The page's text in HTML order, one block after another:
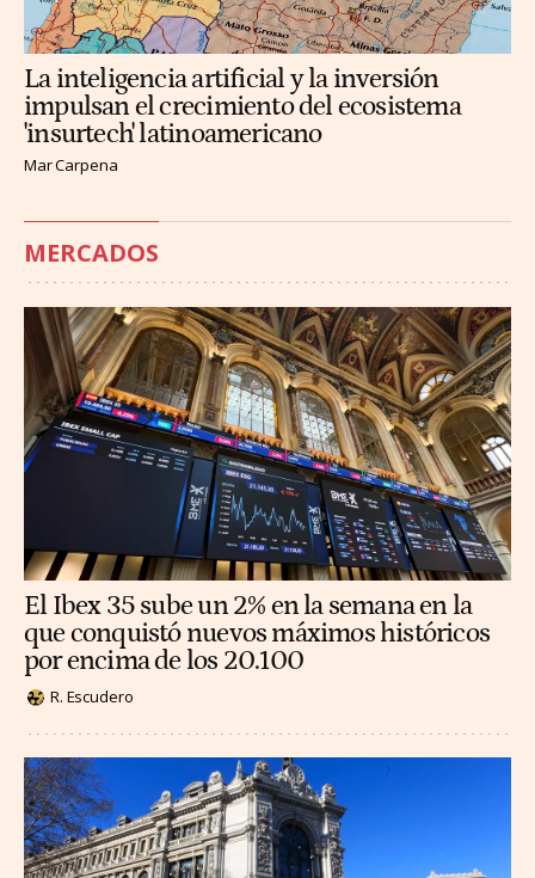
La inteligencia artificial y la inversión
impulsan el crecimiento del ecosistema
'insurtech' latinoamericano
Mar Carpena
MERCADOS
El Ibex 35 sube un 2% en la semana en la
que conquistó nuevos máximos históricos
por encima de los 20.100
R. Escudero